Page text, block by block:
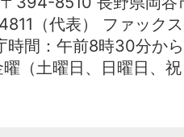
（代表） ファッ
時間：午前8時30分か
（土曜日、日曜日、